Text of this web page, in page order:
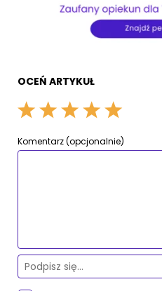
OCEŃ ARTYKUŁ
Komentarz (opcjonalnie)